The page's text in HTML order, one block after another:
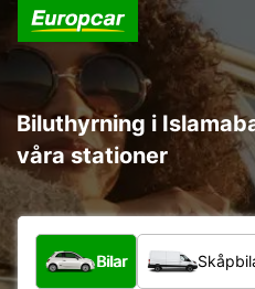
Biluthyrning i
våra stationer
Vilken typ av fordon?
Bilar